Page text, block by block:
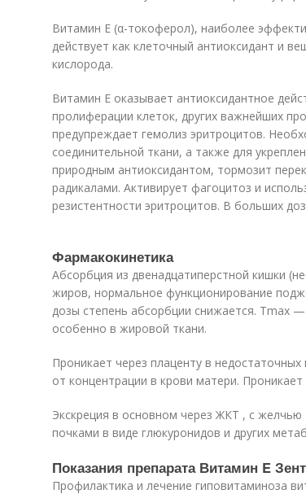
Витамин Е (α-токоферол), наиболее
действует как клеточный антиоксидант и
кислорода.
Витамин Е оказывает антиоксидантное
пролиферации клеток, других важнейших
предупреждает гемолиз эритроцитов.
соединительной ткани, а также для
природным антиоксидантом, тормозит
радикалами. Активирует фагоцитоз и
резистентности эритроцитов. В больших
Фармакокинетика
Абсорбция из двенадцатиперстной кишки
жиров, нормальное функционирование
дозы степень абсорбции снижается. Tmax —
особенно в жировой ткани.
Проникает через плаценту в
от концентрации в крови матери.
Экскреция в основном через ЖКТ , с
почками в виде глюкуронидов и других
Показания препарата Витамин E
Профилактика и лечение гиповитаминоза